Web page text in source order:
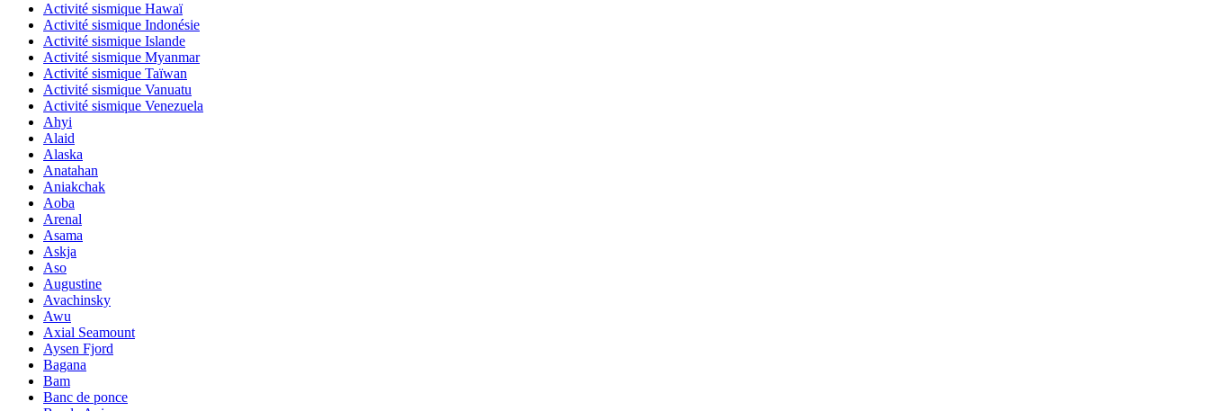
Activité sismique Hawaï
Activité sismique Indonésie
Activité sismique Islande
Activité sismique Myanmar
Activité sismique Taïwan
Activité sismique Vanuatu
Activité sismique Venezuela
Ahyi
Alaid
Alaska
Anatahan
Aniakchak
Aoba
Arenal
Asama
Askja
Aso
Augustine
Avachinsky
Awu
Axial Seamount
Aysen Fjord
Bagana
Bam
Banc de ponce